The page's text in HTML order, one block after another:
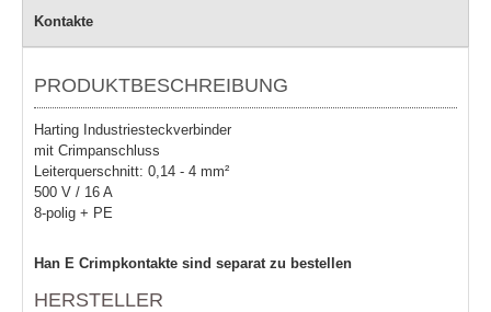
Kontakte
PRODUKTBESCHREIBUNG
Harting Industriesteckverbinder
mit Crimpanschluss
Leiterquerschnitt: 0,14 - 4 mm²
500 V / 16 A
8-polig + PE
Han E Crimpkontakte sind separat zu bestellen
HERSTELLER